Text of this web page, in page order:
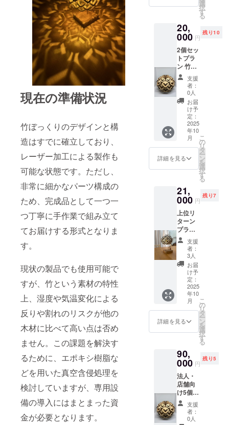
現在の準備状況
竹ぼっくりのデザインと構
造はすでに確立しており、
レーザー加工による製作も
可能な状態です。ただし、
非常に細かなパーツ構成の
ため、完成品として一つ一
つ丁寧に手作業で組み立て
てお届けする形式となりま
す。
現状の製品でも使用可能で
すが、竹という素材の特性
上、湿度や気温変化による
反りや割れのリスクが他の
木材に比べて高い点は否め
ません。この課題を解決す
るために、エポキシ樹脂な
どを用いた真空含侵処理を
検討していますが、専用設
備の導入にはまとまった資
金が必要となります。
せん。
めに
グ等は
してお
りませ
ん。屋
外で使
用の場
合は湿
度や気
温によ
り反り
が出る
可能性
がござ
いま
す。 ※
たりぶ
つけた
るリス
クがあ
ります
のでお
取扱い
にご注
意をお
願いい
たしま
す。
残すた
めに
ティン
グ等は
してお
りませ
ん。屋
外で使
用の場
合は湿
度や気
温によ
り反り
が出る
がござ
いま
たりぶ
つけた
りする
と割れ
るリス
クがあ
ります
のでお
取扱い
にご注
意をお
願いい
たしま
す。
高さ 約
13cm
重量：
150g 材
質：国
産竹集
成材
（高知
県産）
加工方
法：
レー
ザー加
工＋手
作業に
よる組
立 対応
Micro
Flash
専用設
計 提供
形式：
完成品
※可能な
限り自
然の風
合いを
残すた
めに
コー
ティン
グ等は
りませ
ん。屋
合は湿
度や気
温によ
り反り
が出る
可能性
がござ
いま
す。 ※
ウトド
内利用
に便利
です。
【製品
仕様】
商品
名：竹
ぼっく
り×1＋
アン
ティー
ク調真
鍮スタ
ンド サ
イズ：
直径 約
17cm ×
スタ
ンド込
み 幅
約20㎝×
高さ約
28㎝ 重
量：150
質：国
産竹集
成材
（高知
県産）
加工方
法：
レー
ザー加
立 対応
機種：
Goal
Zero
Micro
Flash
専用設
形式：
選
択
す
る
20,
000 円
残り10
2個セッ
トプラ
ン 竹
ぼっく
りを2個
まとめ
てお届
けする
お得な
セット
です。
ご自宅
用とプ
レゼン
ト用、
または
プ仲間
との
シェア
にも最
適。複
数設置
するこ
とで幻
想的な
光の広
がりを
楽しめ
ます。
【竹
ぼっく
り 製品
仕様】
り 数
量：2個
サイ
ズ：直
径 約
17cm ×
高さ 約
13cm
重量：
支援
者：
0人
お届
け予
定：
2025
年10
月
詳細を見る
こ
の
リ
タ
ー
ン
を
選
択
す
る
21,
000 円
残り7
上位リ
ターン
プラン
竹ぼっ
くり＋
Goal
Zero
Micro
Flash本
体＋ス
タンド
限定10
個のラ
ンタン
本体と
スタン
のフル
セット
です。
【製品
仕様】
商品
名：竹
ぼっく
支援
者：
3人
お届
け予
定：
2025
年10
月
詳細を見る
こ
の
リ
タ
ー
ン
を
選
択
す
る
90,
000 円
残り5
法人・
店舗向
け5個
セット
上位プ
ラン
支援
者：
0人